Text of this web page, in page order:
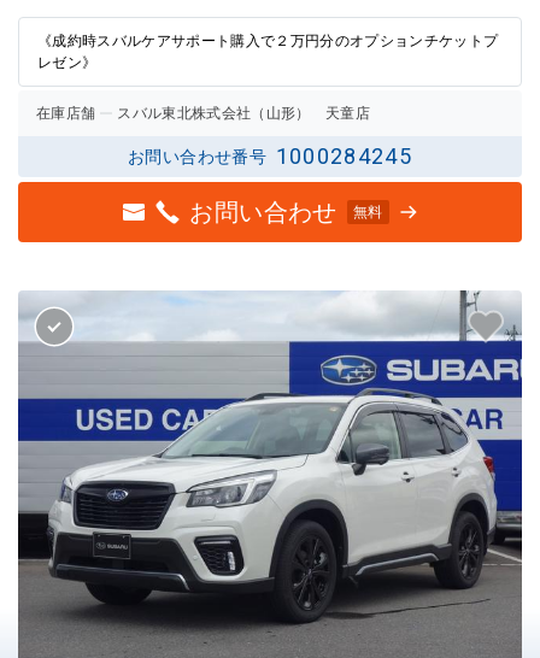
《成約時スバルケアサポート購入で２万円分のオプションチケットプ
レゼン》
在庫店舗 スバル東北株式会社（山形） 天童店
お問い合わせ番号 1000284245
お問い合わせ 無料